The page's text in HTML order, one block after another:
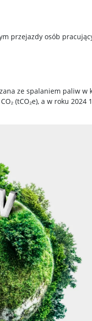
przejazdy osób
ze spalaniem paliw
(tCO₂e), a w roku 2024